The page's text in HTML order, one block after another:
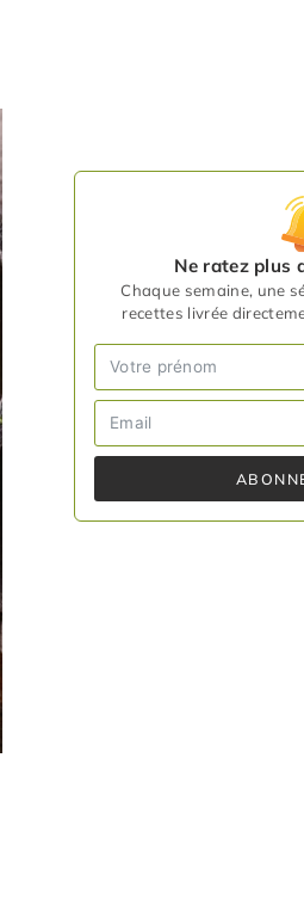
Ne ratez plus
Chaque semaine, une
recettes livrée